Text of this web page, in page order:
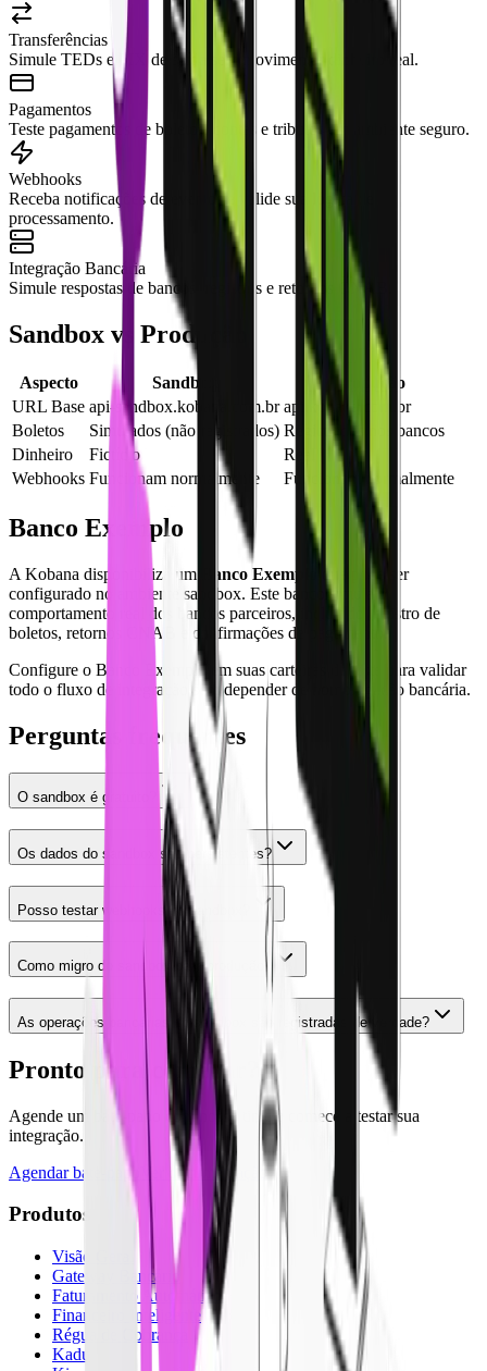
Transferências
Simule TEDs e PIX de saída sem movimentar dinheiro real.
Pagamentos
Teste pagamentos de boletos, contas e tributos em ambiente seguro.
Webhooks
Receba notificações de eventos e valide sua lógica de
processamento.
Integração Bancária
Simule respostas de bancos, registros e retornos CNAB.
Sandbox vs Produção
Aspecto Sandbox
Produção
URL Base api-sandbox.kobana.com.br api.kobana.com.br
Boletos
Simulados (não registrados) Registrados nos bancos
Dinheiro
Fictício
Real
Webhooks Funcionam normalmente Funcionam normalmente
Banco Exemplo
A Kobana disponibiliza um Banco Exemplo
que pode ser
configurado no ambiente sandbox. Este banco simula o
comportamento real dos bancos parceiros, incluindo registro de
boletos, retornos CNAB e confirmações de pagamento.
Configure o Banco Exemplo em suas carteiras de teste para validar
todo o fluxo de integração sem depender de homologação bancária.
Perguntas frequentes
O sandbox é gratuito?
Os dados do sandbox são persistentes?
Posso testar webhooks no sandbox?
Como migro do sandbox para produção?
As operações bancárias do sandbox são registradas de verdade?
Pronto para começar?
Agende um bate-papo com nosso time e comece a testar sua
integração.
Agendar bate-papo
Ver documentação
Produtos
Visão Geral
Gateway Bancário
Faturamento Automático
Financeiro Inteligente
Régua de Cobrança
Kadu